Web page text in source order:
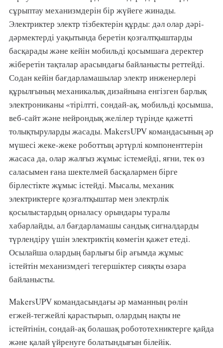
сұрыптау механизмдерін бір жүйеге жинады.
Электриктер электр тізбектерін құрды: дәл олар дәрі-
дәрмектерді уақытында беретін қозғалтқыштарды
басқарады және кейін мобильді қосымшаға деректер
жіберетін тақталар арасындағы байланысты реттейді.
Содан кейін бағдарламашылар электр инженерлері
құрылғының механикалық дизайнына енгізген барлық
электрониканы «тірілтті, сондай-ақ, мобильді қосымша,
веб-сайт және нейрондық желілер түрінде қажетті
толықтыруларды жасады. MakersUPV командасының әр
мүшесі жеке-жеке роботтың әртүрлі компоненттерін
жасаса да, олар жалғыз жұмыс істемейді, яғни, тек өз
саласымен ғана шектелмей басқалармен бірге
бірлестікте жұмыс істейді. Мысалы, механик
электриктерге қозғалтқыштар мен электрлік
қосылыстардың орналасу орындары туралы
хабарлайды, ал бағдарламашы сандық сигналдарды
түрлендіру үшін электриктің көмегін қажет етеді.
Осылайша олардың барлығы бір ағымда жұмыс
істейтін механизмдегі тегершіктер сияқты өзара
байланысты.
MakersUPV командасындағы әр маманның рөлін
егжей-тегжейлі қарастырып, олардың нақты не
істейтінін, сондай-ақ болашақ робототехниктерге қайда
және қалай үйренуге болатындығын білейік.